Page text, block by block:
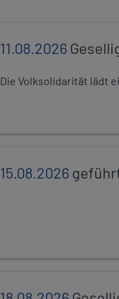
11.08.2026
Die Volksolidarität lädt
15.08.2026